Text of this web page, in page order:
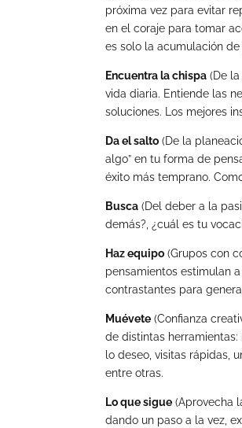
próxima vez para evitar
en el coraje para tomar
es solo la acumulación de
Encuentra la chispa (De
vida diaria. Entiende las
soluciones. Los mejores
Da el salto (De la
algo” en tu forma de
éxito más temprano.
Busca (Del deber a la
demás?, ¿cuál es tu
Haz equipo (Grupos con
pensamientos estimulan
contrastantes para
Muévete (Confianza
de distintas
lo deseo, visitas rápidas,
entre otras.
Lo que sigue (Aprovecha
dando un paso a la vez,